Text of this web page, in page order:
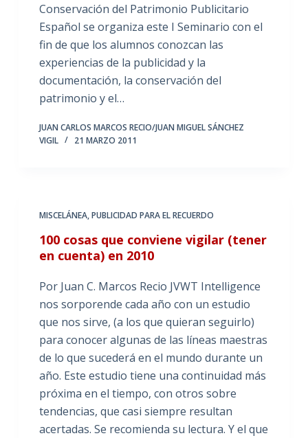
Conservación del Patrimonio Publicitario
Español se organiza este I Seminario con el
fin de que los alumnos conozcan las
experiencias de la publicidad y la
documentación, la conservación del
patrimonio y el…
JUAN CARLOS MARCOS RECIO/JUAN MIGUEL SÁNCHEZ
VIGIL
21 MARZO 2011
MISCELÁNEA,PUBLICIDAD PARA EL RECUERDO
100 cosas que conviene vigilar (tener
en cuenta) en 2010
Por Juan C. Marcos Recio JVWT Intelligence
nos sorporende cada año con un estudio
que nos sirve, (a los que quieran seguirlo)
para conocer algunas de las líneas maestras
de lo que sucederá en el mundo durante un
año. Este estudio tiene una continuidad más
próxima en el tiempo, con otros sobre
tendencias, que casi siempre resultan
acertadas. Se recomienda su lectura. Y el que